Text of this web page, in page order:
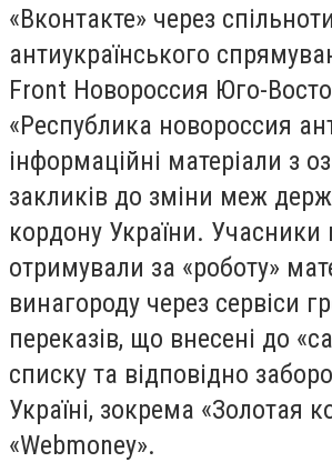
«Вконтакте» через спільноти
антиукраїнського
Front Новороссия Юго-
«Республика новороссия
інформаційні матеріали з
закликів до зміни меж
кордону України. Учасники
отримували за «роботу»
винагороду через сервіси
переказів, що внесені до
списку та відповідно
Україні, зокрема «Золотая
«Webmoney».